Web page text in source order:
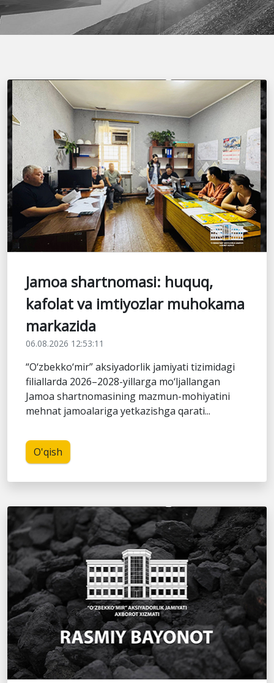
Jamoa shartnomasi: huquq,
kafolat va imtiyozlar muhokama
markazida
06.08.2026 12:53:11
“O‘zbekko‘mir” aksiyadorlik jamiyati tizimidagi
filiallarda 2026–2028-yillarga mo‘ljallangan
Jamoa shartnomasining mazmun-mohiyatini
mehnat jamoalariga yetkazishga qarati...
O'qish